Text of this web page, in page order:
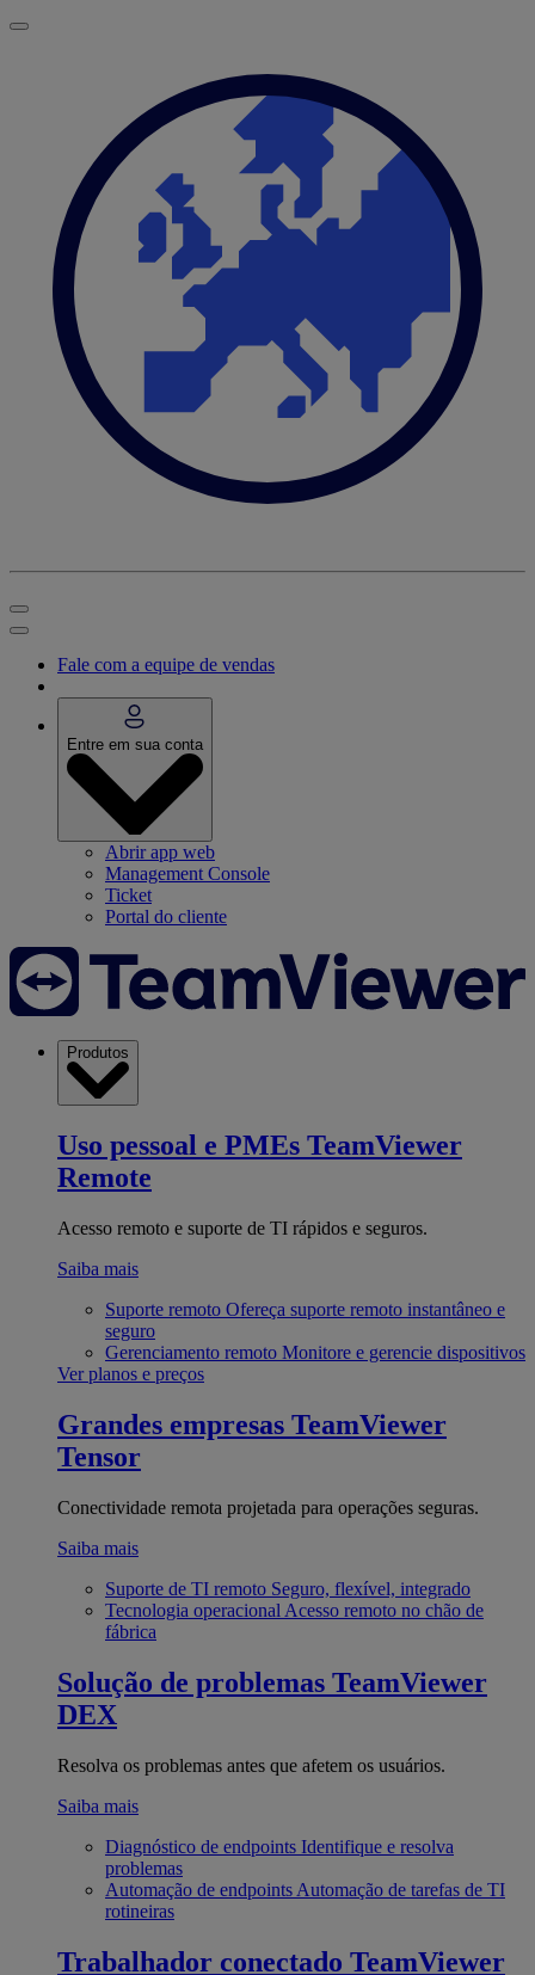
Fale com a equipe de vendas
Entre em sua conta
Abrir app web
Management Console
Ticket
Portal do cliente
Produtos
Uso pessoal e PMEs TeamViewer
Remote
Acesso remoto e suporte de TI rápidos e seguros.
Saiba mais
Suporte remoto Ofereça suporte remoto instantâneo e
seguro
Gerenciamento remoto Monitore e gerencie dispositivos
Ver planos e preços
Grandes empresas TeamViewer
Tensor
Conectividade remota projetada para operações seguras.
Saiba mais
Suporte de TI remoto Seguro, flexível, integrado
Tecnologia operacional Acesso remoto no chão de
fábrica
Solução de problemas TeamViewer
DEX
Resolva os problemas antes que afetem os usuários.
Saiba mais
Diagnóstico de endpoints Identifique e resolva
problemas
Automação de endpoints Automação de tarefas de TI
rotineiras
Trabalhador conectado TeamViewer